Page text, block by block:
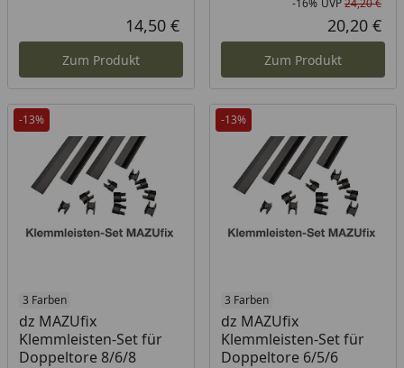
Aktueller Preis
14,50 €
Zum Produkt
-16% UVP24,20 €
20,20 €
Zum Produkt
-13%
3 Farben
dz MAZUfix
Klemmleisten-Set für
Doppeltore 8/6/8
-13%
3 Farben
dz MAZUfix
Klemmleisten-Set für
Doppeltore 6/5/6